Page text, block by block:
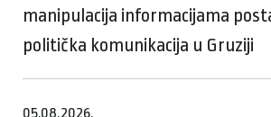
manipulacija informacijama
politička komunikacija u Gruziji
05.08.2026.